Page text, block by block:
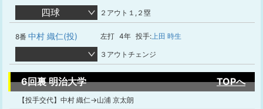
四球 ２アウト１,２塁
8番 中村 織仁(投) 左打 4年 投手:上田 時生
３アウトチェンジ
6回裏 明治大学 TOPへ
【投手交代】中村 織仁→山浦 京太朗